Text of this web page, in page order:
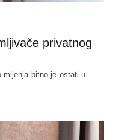
privatnog
mijenja bitno je ostati u